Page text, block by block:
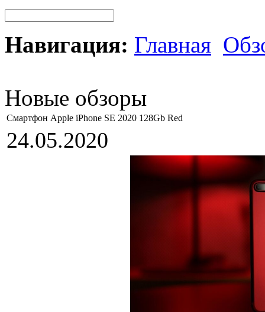
Навигация: Главная
Новые обзоры
Смартфон Apple iPhone SE 2020 128Gb Red
24.05.2020